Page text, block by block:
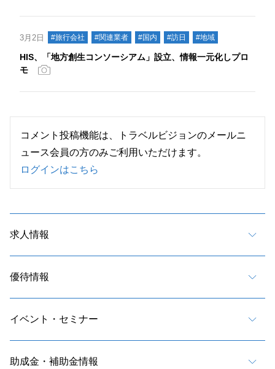
3月2日 #旅行会社 #関連業者 #国内 #訪日 #地域
HIS、「地方創生コンソーシアム」設立、情報一元化しプロ
モ
コメント投稿機能は、トラベルビジョンのメールニ
ュース会員の方のみご利用いただけます。
ログインはこちら
求人情報
優待情報
イベント・セミナー
助成金・補助金情報